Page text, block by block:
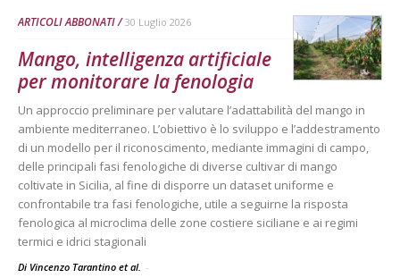
ARTICOLI ABBONATI 30 Luglio 2026
Mango, intelligenza artificiale
per monitorare la fenologia
Un approccio preliminare per valutare l’adattabilità del mango in
ambiente mediterraneo. L’obiettivo è lo sviluppo e l’addestramento
di un modello per il riconoscimento, mediante immagini di campo,
delle principali fasi fenologiche di diverse cultivar di mango
coltivate in Sicilia, al fine di disporre un dataset uniforme e
confrontabile tra fasi fenologiche, utile a seguirne la risposta
fenologica al microclima delle zone costiere siciliane e ai regimi
termici e idrici stagionali
Di Vincenzo Tarantino et al. -